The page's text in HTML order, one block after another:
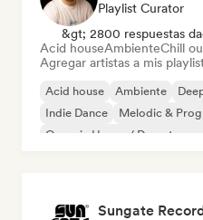
Playlist Curator
&gt; 2800 respuestas
Acid houseAmbienteChill
Agregar artistas a mis
Acid house Ambiente
Indie Dance
Melodic &
Organic House / Downtempo
Sungate